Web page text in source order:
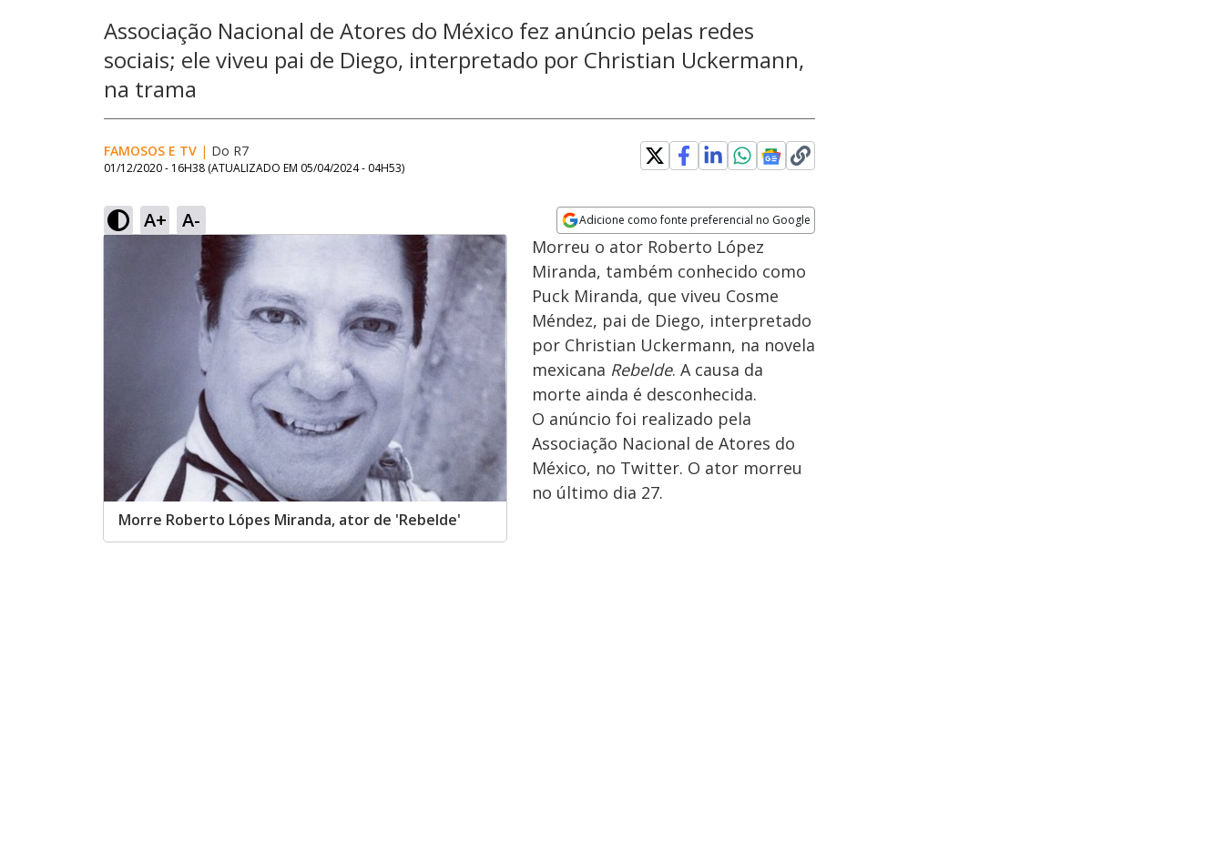
Associação Nacional de Atores do México fez anúncio pelas redes
sociais; ele viveu pai de Diego, interpretado por Christian Uckermann,
na trama
FAMOSOS E TV | Do R7
01/12/2020 - 16H38 (ATUALIZADO EM 05/04/2024 - 04H53)
A+ A- Adicione como fonte preferencial no Google
Opens in new window
Morre Roberto Lópes Miranda, ator de 'Rebelde'
Morreu o ator Roberto López
Miranda, também conhecido como
Puck Miranda, que viveu Cosme
Méndez, pai de Diego, interpretado
por Christian Uckermann, na novela
mexicana Rebelde. A causa da
morte ainda é desconhecida.
O anúncio foi realizado pela
Associação Nacional de Atores do
México, no Twitter. O ator morreu
no último dia 27.